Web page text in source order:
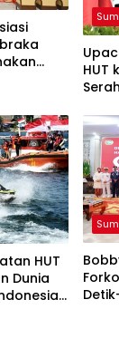
HUT
HUT
Dunia